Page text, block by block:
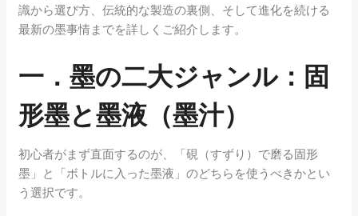
識から選び方、伝統的な製造の裏側、そして進化を続ける
最新の墨事情までを詳しくご紹介します。
一．墨の二大ジャンル：固
形墨と墨液（墨汁）
初心者がまず直面するのが、「硯（すずり）で磨る固形
墨」と「ボトルに入った墨液」のどちらを使うべきかとい
う選択です。